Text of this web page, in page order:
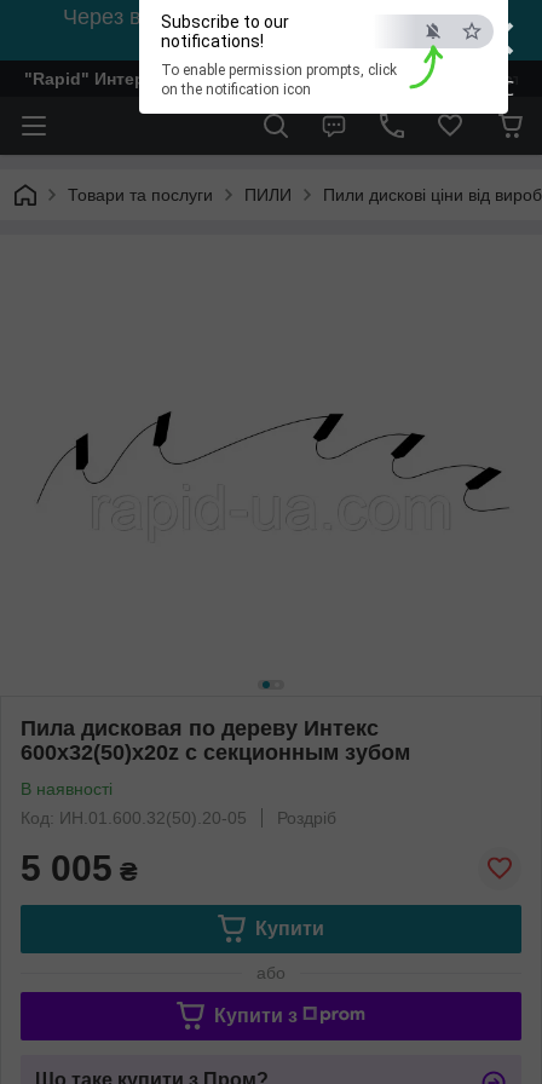
×
ESC
Subscribe to our
notifications!
To enable permission prompts, click
on the notification icon
Через відсутність світла, зв'язок на viber
0978002056
"Rapid" Интернет-магазин деревообрабатывающего
Товари та послуги ПИЛИ Пили дискові ціни від
Пила дисковая по дереву Интекс
600x32(50)x20z с секционным зубом
В наявності
Код: ИН.01.600.32(50).20-05
Роздріб
5 005 ₴
Купити
або
Купити з
Що таке купити з Пром?